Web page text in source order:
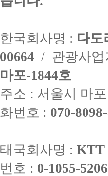
한국회사명 : 다도
00664 / 관광사
마포-1844호
주소 : 서울시 마
화번호 : 070-
태국회사명 : KTT
번호 : 0-1055-